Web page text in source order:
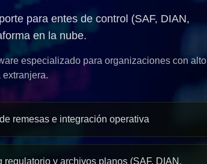
para entes de control (SAF, DIAN,
en la nube.
especializado para organizaciones con alto
extranjera.
remesas e integración operativa
regulatorio y archivos planos (SAF, DIAN,